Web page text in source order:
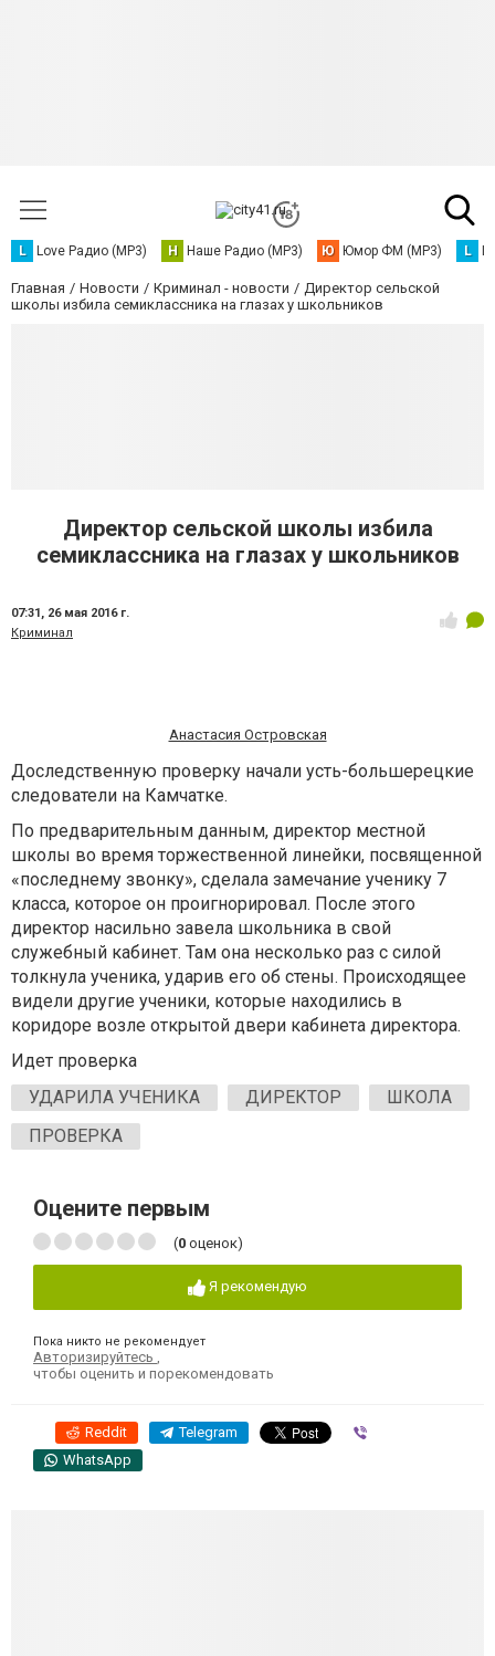
L Love Радио (MP3) Н Наше Радио (MP3) Ю Юмор ФМ (MP3) L
Главная Новости Криминал - новости
Директор сельской
школы избила семиклассника на глазах у школьников
Директор сельской школы избила
семиклассника на глазах у школьников
07:31, 26 мая 2016 г.
Криминал
Анастасия Островская
Доследственную проверку начали усть-большерецкие
следователи на Камчатке.
По предварительным данным, директор местной
школы во время торжественной линейки, посвященной
«последнему звонку», сделала замечание ученику 7
класса, которое он проигнорировал. После этого
директор насильно завела школьника в свой
служебный кабинет. Там она несколько раз с силой
толкнула ученика, ударив его об стены. Происходящее
видели другие ученики, которые находились в
коридоре возле открытой двери кабинета директора.
Идет проверка
УДАРИЛА УЧЕНИКА
ДИРЕКТОР
ШКОЛА
ПРОВЕРКА
Оцените первым
(0 оценок)
Я рекомендую
Пока никто не рекомендует
Авторизируйтесь
чтобы оценить и порекомендовать
Reddit Telegram
WhatsApp